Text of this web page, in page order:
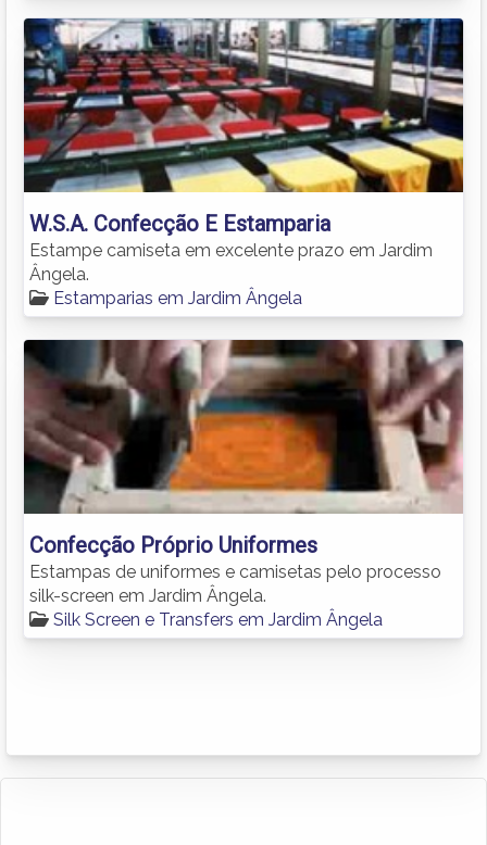
W.S.A. Confecção E Estamparia
Estampe camiseta em excelente prazo em Jardim
Ângela.
Estamparias em Jardim Ângela
Confecção Próprio Uniformes
Estampas de uniformes e camisetas pelo processo
silk-screen em Jardim Ângela.
Silk Screen e Transfers em Jardim Ângela